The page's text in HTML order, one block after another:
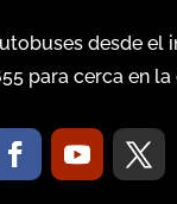
desde el
para cerca en la